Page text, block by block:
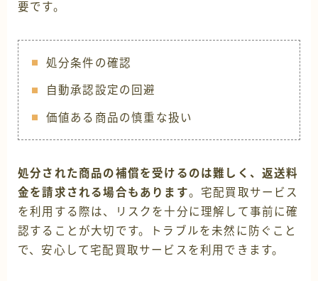
要です。
処分条件の確認
自動承認設定の回避
価値ある商品の慎重な扱い
処分された商品の補償を受けるのは難しく、返送料
金を請求される場合もあります。宅配買取サービス
を利用する際は、リスクを十分に理解して事前に確
認することが大切です。トラブルを未然に防ぐこと
で、安心して宅配買取サービスを利用できます。